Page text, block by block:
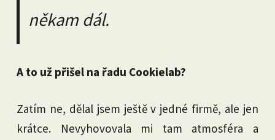
někam dál.
A to už přišel na řadu Cookielab?
Zatím ne, dělal jsem ještě v jedné firmě, ale jen
krátce. Nevyhovovala mi tam atmosféra a